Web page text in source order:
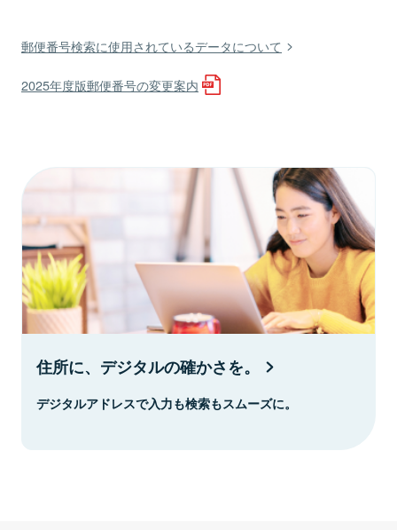
郵便番号検索に使用されているデータについて
2025年度版郵便番号の変更案内
住所に、デジタルの確かさを。
デジタルアドレスで入力も検索もスムーズに。